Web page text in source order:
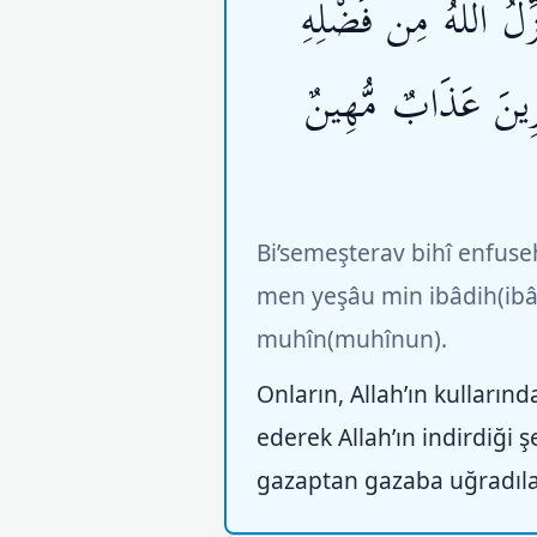
اللّهُ مِن فَضْلِهِ
عَذَابٌ مُّهِينٌ
Bi’semeşterav bihî
men yeşâu min
muhîn(muhînun).
Onların, Allah’ın
ederek Allah’ın indirdiği
gazaptan gazaba